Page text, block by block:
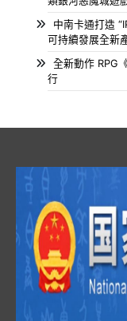
中南卡通打造
可持續發展全新
全新動作 RPG
行